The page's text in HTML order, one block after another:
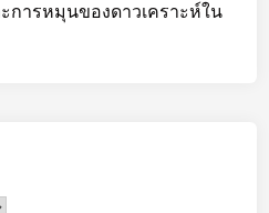
การหมุนของดาวเคราะห์ใน